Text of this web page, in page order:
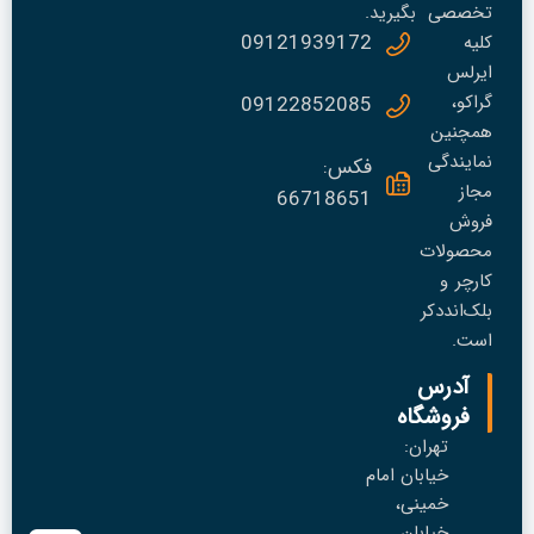
تخصصی
کلیه
ایرلس
گراکو،
همچنین
نمایندگی
مجاز
فروش
محصولات
کارچر و
بلک‌انددکر
است.
آدرس
فروشگاه
تهران:
خیابان امام
خمینی،
بگیرید.
09121939172
09122852085
فکس:
66718651